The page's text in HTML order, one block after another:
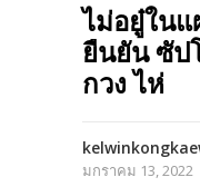
ไม่อยู๋ใน
ยืนยัน ซัป
กวง ไห่
มกราคม 13, 2022